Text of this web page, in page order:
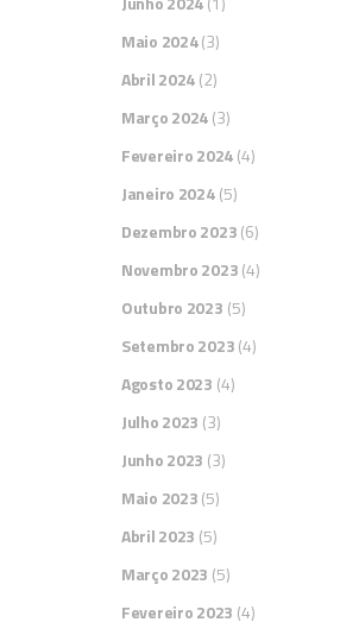
Maio 2024(3)
Abril 2024(2)
Março 2024(3)
Fevereiro 2024(4)
Janeiro 2024(5)
Dezembro 2023(6)
Novembro 2023(4)
Outubro 2023 (5)
Setembro 2023(4)
Agosto 2023 (4)
Julho 2023 (3)
Junho 2023 (3)
Maio 2023(5)
Abril 2023 (5)
Março 2023 (5)
Fevereiro 2023 (4)